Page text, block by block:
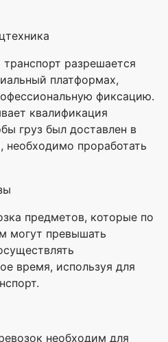
разрешается
платформах,
фиксацию.
квалификация
груз был доставлен в
необходимо проработать
предметов, которые по
могут превышать
время, используя для
необходим для